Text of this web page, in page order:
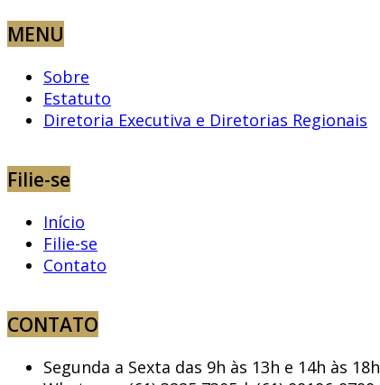
MENU
Sobre
Estatuto
Diretoria Executiva e Diretorias Regionais
Filie-se
Início
Filie-se
Contato
CONTATO
Segunda a Sexta das 9h às 13h e 14h às 18h